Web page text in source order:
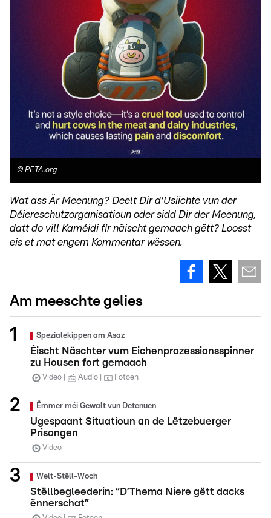
© PETA.org
Wat ass Är Meenung? Deelt Dir d'Usiichte vun der
Déiereschutzorganisatioun oder sidd Dir der Meenung,
datt do vill Kaméidi fir näischt gemaach gëtt? Loosst
eis et mat engem Kommentar wëssen.
Am meeschte gelies
Spezialekippen am Asaz
Éischt Näschter vum Eichenprozessionsspinner
zu Housen fort gemaach
Video Audio Fotoen
Ëmmer méi Gewalt vun Detenuen
Ugespaant Situatioun an de Lëtzebuerger
Prisongen
Video
Welt-Stëll-Woch
Stëllbegleederin: “D’Thema Niere gëtt dacks
ënnerschat”